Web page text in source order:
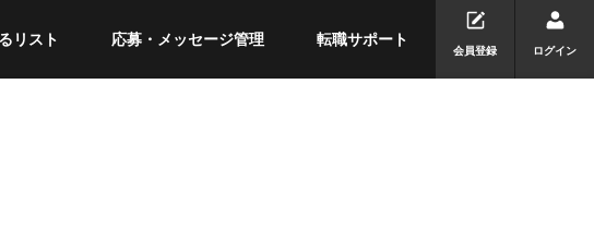
リスト 応募・メッセージ管理 転職サポート
会員登録 ログイン